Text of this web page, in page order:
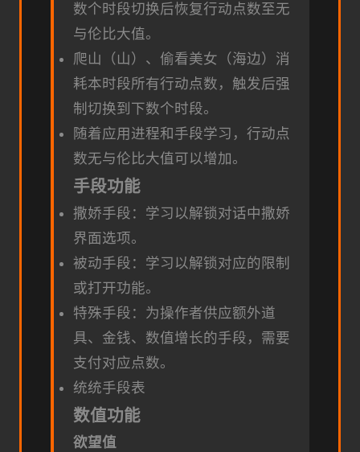
数个时段切换后恢复行动点数至无
与伦比大值。
爬山（山）、偷看美女（海边）消
耗本时段所有行动点数，触发后强
制切换到下数个时段。
随着应用进程和手段学习，行动点
数无与伦比大值可以增加。
手段功能
撒娇手段：学习以解锁对话中撒娇
界面选项。
被动手段：学习以解锁对应的限制
或打开功能。
特殊手段：为操作者供应额外道
具、金钱、数值增长的手段，需要
支付对应点数。
统统手段表
数值功能
欲望值